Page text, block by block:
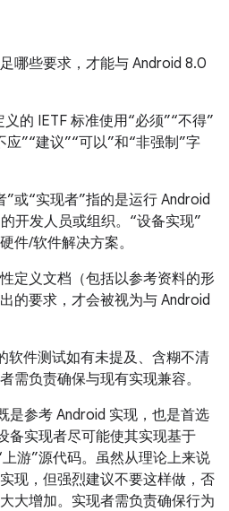
哪些要求，才能与 Android 8.0
义的 IETF 标准使用“必须”“不得”
应”“建议”“可以”和“非强制”字
或“实现者”指的是运行 Android
开发人员或组织。“设备实现”
件/软件解决方案。
定义文档（包括以参考资料的形
的要求，才会被视为与 Android
软件测试如有未提及、含糊不清
需负责确保与现有实现兼容。
是参考 Android 实现，也是首选
备实现者尽可能使其实现基于
游”源代码。虽然从理论上来说
现，但强烈建议不要这样做，否
大增加。实现者需负责确保行为